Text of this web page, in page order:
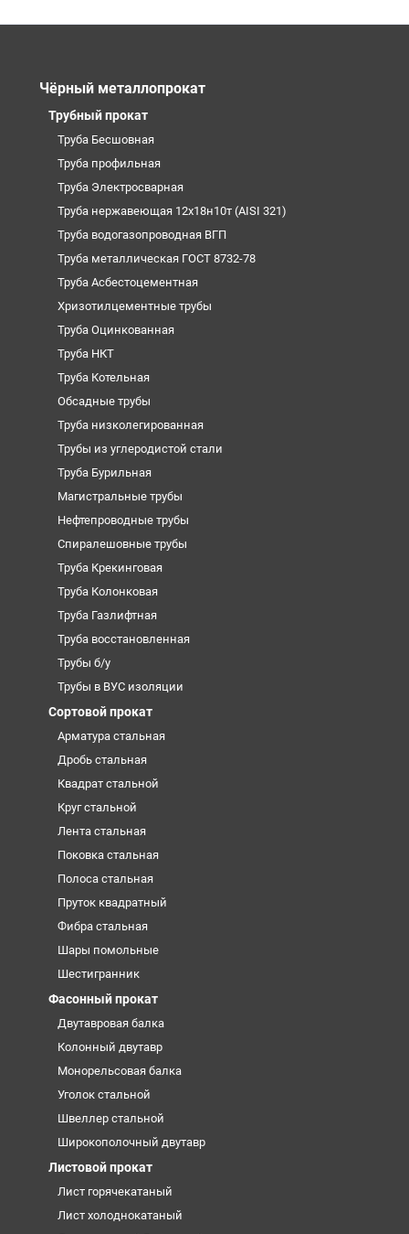
Чёрный металлопрокат
Трубный прокат
Труба Бесшовная
Труба профильная
Труба Электросварная
Труба нержавеющая 12х18н10т (AISI 321)
Труба водогазопроводная ВГП
Труба металлическая ГОСТ 8732-78
Труба Асбестоцементная
Хризотилцементные трубы
Труба Оцинкованная
Труба НКТ
Труба Котельная
Обсадные трубы
Труба низколегированная
Трубы из углеродистой стали
Труба Бурильная
Магистральные трубы
Нефтепроводные трубы
Спиралешовные трубы
Труба Крекинговая
Труба Колонковая
Труба Газлифтная
Труба восстановленная
Трубы б/у
Трубы в ВУС изоляции
Сортовой прокат
Арматура стальная
Дробь стальная
Квадрат стальной
Круг стальной
Лента стальная
Поковка стальная
Полоса стальная
Пруток квадратный
Фибра стальная
Шары помольные
Шестигранник
Фасонный прокат
Двутавровая балка
Колонный двутавр
Монорельсовая балка
Уголок стальной
Швеллер стальной
Широкополочный двутавр
Листовой прокат
Лист горячекатаный
Лист холоднокатаный